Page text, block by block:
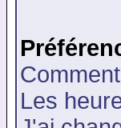
Les